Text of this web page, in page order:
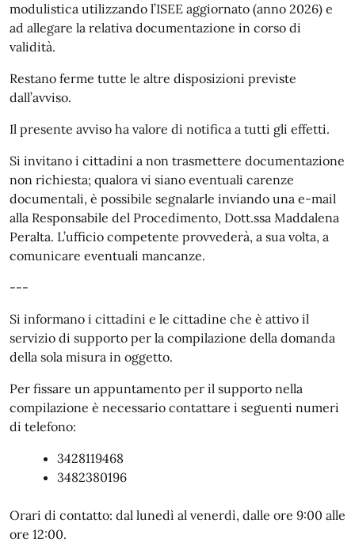
modulistica utilizzando l’ISEE aggiornato (anno 2026) e
ad allegare la relativa documentazione in corso di
validità.
Restano ferme tutte le altre disposizioni previste
dall’avviso.
Il presente avviso ha valore di notifica a tutti gli effetti.
Si invitano i cittadini a non trasmettere documentazione
non richiesta; qualora vi siano eventuali carenze
documentali, è possibile segnalarle inviando una e-mail
alla Responsabile del Procedimento, Dott.ssa Maddalena
Peralta. L’ufficio competente provvederà, a sua volta, a
comunicare eventuali mancanze.
---
Si informano i cittadini e le cittadine che è attivo il
servizio di supporto per la compilazione della domanda
della sola misura in oggetto.
Per fissare un appuntamento per il supporto nella
compilazione è necessario contattare i seguenti numeri
di telefono:
3428119468
3482380196
Orari di contatto: dal lunedì al venerdì, dalle ore 9:00 alle
ore 12:00.